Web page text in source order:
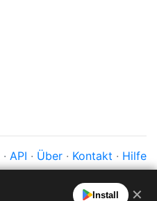
· API · Über · Kontakt · Hilfe
Install ✕